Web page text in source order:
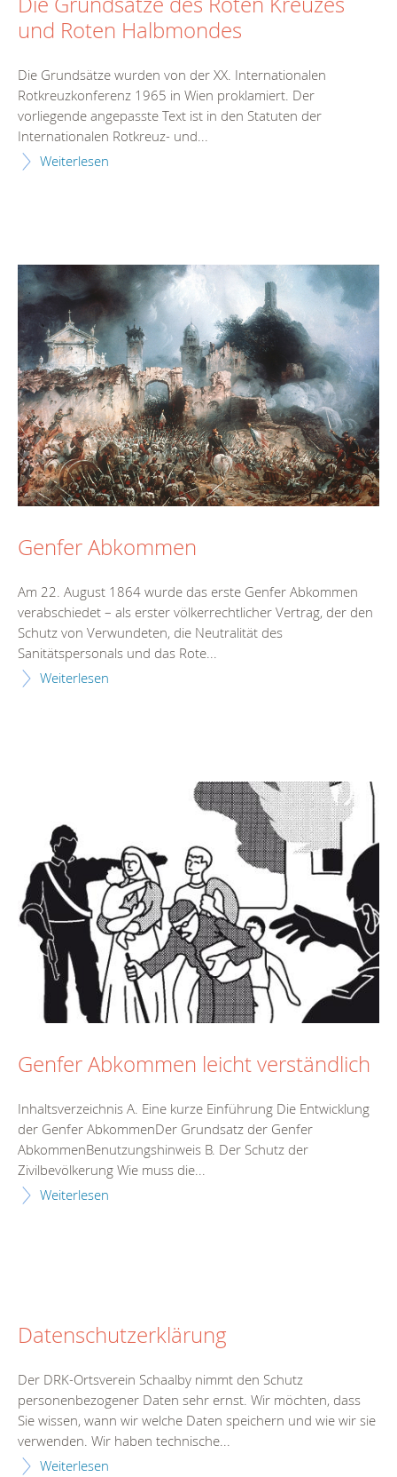
und Roten Halbmondes
Die Grundsätze wurden von der XX. Internationalen
Rotkreuzkonferenz 1965 in Wien proklamiert. Der
vorliegende angepasste Text ist in den Statuten der
Internationalen Rotkreuz- und...
Weiterlesen
Genfer Abkommen
Am 22. August 1864 wurde das erste Genfer Abkommen
verabschiedet – als erster völkerrechtlicher Vertrag, der den
Schutz von Verwundeten, die Neutralität des
Sanitätspersonals und das Rote...
Weiterlesen
Genfer Abkommen leicht verständlich
Inhaltsverzeichnis A. Eine kurze Einführung Die Entwicklung
der Genfer AbkommenDer Grundsatz der Genfer
AbkommenBenutzungshinweis B. Der Schutz der
Zivilbevölkerung Wie muss die...
Weiterlesen
Datenschutzerklärung
Der DRK-Ortsverein Schaalby nimmt den Schutz
personenbezogener Daten sehr ernst. Wir möchten, dass
Sie wissen, wann wir welche Daten speichern und wie wir sie
verwenden. Wir haben technische...
Weiterlesen